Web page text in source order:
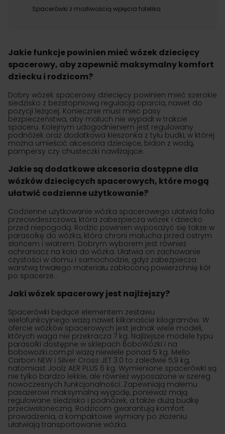
Spacerówki z możliwością wpięcia fotelika
Jakie funkcje powinien mieć wózek dziecięcy
spacerowy, aby zapewnić maksymalny komfort
dziecku i rodzicom?
Dobry wózek spacerowy dziecięcy powinien mieć szerokie
siedzisko z bezstopniową regulacją oparcia, nawet do
pozycji leżącej. Koniecznie musi mieć pasy
bezpieczeństwa, aby maluch nie wypadł w trakcie
spaceru. Kolejnym udogodnieniem jest regulowany
podnóżek oraz dodatkowa kieszonka z tyłu budki, w której
można umieścić akcesoria dziecięce, bidon z wodą,
pampersy czy chusteczki nawilżające.
Jakie są dodatkowe akcesoria dostępne dla
wózków dziecięcych spacerowych, które mogą
ułatwić codzienne użytkowanie?
Codzienne użytkowanie wózka spacerowego ułatwia folia
przeciwdeszczowa, która zabezpiecza wózek i dziecko
przed niepogodą. Rodzic powinien wyposażyć się także w
parasolkę do wózka, która chroni malucha przed ostrym
słońcem i wiatrem. Dobrym wyborem jest również
ochraniacz na koła do wózka. Ułatwia on zachowanie
czystości w domu i samochodzie, gdyż zabezpiecza
warstwą trwałego materiału zabłoconą powierzchnię kół
po spacerze.
Jaki wózek spacerowy jest najlżejszy?
Spacerówki będące elementem zestawu
wielofunkcyjnego ważą nawet kilkanaście kilogramów. W
ofercie wózków spacerowych jest jednak wiele modeli,
których waga nie przekracza 7 kg. Najlżejsze modele typu
parasolki dostępne w sklepach BoboWózki i na
bobowozki.com.pl ważą niewiele ponad 5 kg. Melio
Carbon NEW i Silver Cross JET 3.0 to zaledwie 5,9 kg,
natomiast Joolz AER PLUS 6 kg. Wymienione spacerówki są
nie tylko bardzo lekkie, ale również wyposażone w szereg
nowoczesnych funkcjonalności. Zapewniają małemu
pasażerowi maksymalną wygodę, ponieważ mają
regulowane siedzisko i podnóżek, a także dużą budkę
przeciwsłoneczną. Rodzicom gwarantują komfort
prowadzenia, a kompaktowe wymiary po złożeniu
ułatwiają transportowanie wózka.